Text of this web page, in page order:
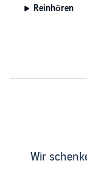
Reinhören
Wir